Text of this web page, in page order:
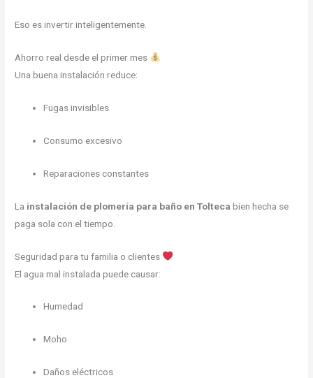
Eso es invertir inteligentemente.
Ahorro real desde el primer mes
Una buena instalación reduce:
Fugas invisibles
Consumo excesivo
Reparaciones constantes
La instalación de plomería para baño en Tolteca bien hecha se
paga sola con el tiempo.
Seguridad para tu familia o clientes
El agua mal instalada puede causar:
Humedad
Moho
Daños eléctricos